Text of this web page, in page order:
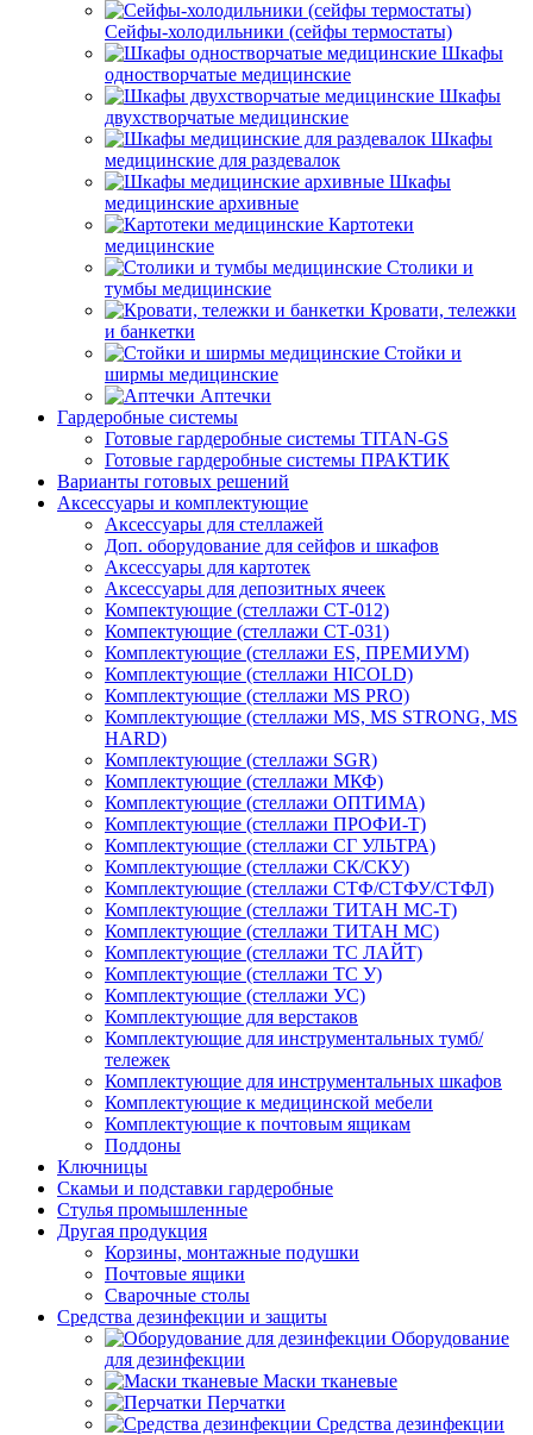
Сейфы-холодильники (сейфы термостаты)
Шкафы
одностворчатые медицинские
Шкафы
двухстворчатые медицинские
Шкафы
медицинские для раздевалок
Шкафы
медицинские архивные
Картотеки
медицинские
Столики и
тумбы медицинские
Кровати, тележки
и банкетки
Стойки и
ширмы медицинские
Аптечки
Гардеробные системы
Готовые гардеробные системы TITAN-GS
Готовые гардеробные системы ПРАКТИК
Варианты готовых решений
Аксессуары и комплектующие
Аксессуары для стеллажей
Доп. оборудование для сейфов и шкафов
Аксессуары для картотек
Аксессуары для депозитных ячеек
Компектующие (стеллажи СТ-012)
Компектующие (стеллажи СТ-031)
Комплектующие (стеллажи ES, ПРЕМИУМ)
Комплектующие (стеллажи HICOLD)
Комплектующие (стеллажи MS PRO)
Комплектующие (стеллажи MS, MS STRONG, MS
HARD)
Комплектующие (стеллажи SGR)
Комплектующие (стеллажи МКФ)
Комплектующие (стеллажи ОПТИМА)
Комплектующие (стеллажи ПРОФИ-Т)
Комплектующие (стеллажи СГ УЛЬТРА)
Комплектующие (стеллажи СК/СКУ)
Комплектующие (стеллажи СТФ/СТФУ/СТФЛ)
Комплектующие (стеллажи ТИТАН МС-Т)
Комплектующие (стеллажи ТИТАН МС)
Комплектующие (стеллажи ТС ЛАЙТ)
Комплектующие (стеллажи ТС У)
Комплектующие (стеллажи УС)
Комплектующие для верстаков
Комплектующие для инструментальных тумб/
тележек
Комплектующие для инструментальных шкафов
Комплектующие к медицинской мебели
Комплектующие к почтовым ящикам
Поддоны
Ключницы
Скамьи и подставки гардеробные
Стулья промышленные
Другая продукция
Корзины, монтажные подушки
Почтовые ящики
Сварочные столы
Средства дезинфекции и защиты
Оборудование
для дезинфекции
Маски тканевые
Перчатки
Средства дезинфекции